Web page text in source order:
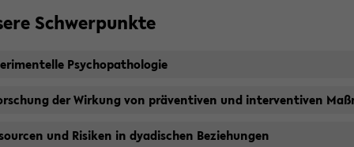
Schwer­punk­te
Psy­cho­pa­tho­lo­gie
der Wir­kung von prä­ven­ti­ven und in­ter­ven­ti­ven
und Ri­si­ken in dya­di­schen Be­zie­hun­gen